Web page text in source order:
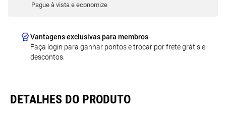
Pague à vista e economize
Vantagens exclusivas para membros
Faça login para ganhar pontos e trocar por frete grátis e
descontos.